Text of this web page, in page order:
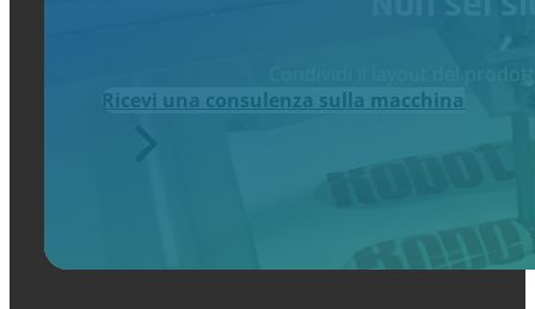
Ricevi una consulenza sulla macchina